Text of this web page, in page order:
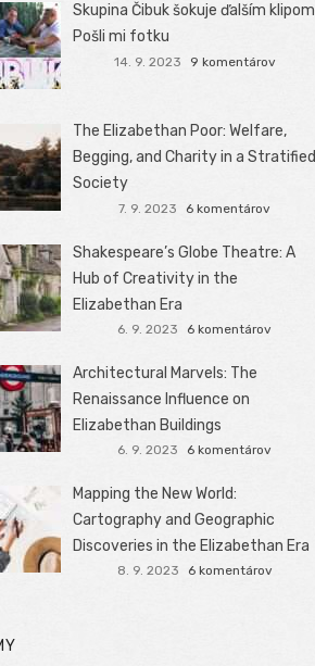
Skupina Čibuk šokuje ďalším klipom
Pošli mi fotku
14. 9. 2023 9 komentárov
The Elizabethan Poor: Welfare,
Begging, and Charity in a Stratified
Society
7. 9. 2023 6 komentárov
Shakespeare’s Globe Theatre: A
Hub of Creativity in the
Elizabethan Era
6. 9. 2023 6 komentárov
Architectural Marvels: The
Renaissance Influence on
Elizabethan Buildings
6. 9. 2023 6 komentárov
Mapping the New World:
Cartography and Geographic
Discoveries in the Elizabethan Era
8. 9. 2023 6 komentárov